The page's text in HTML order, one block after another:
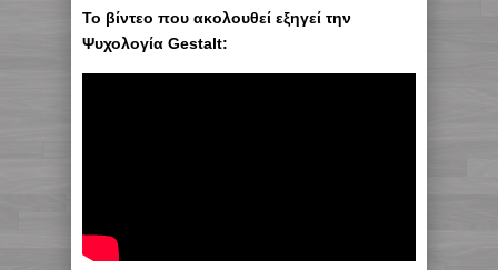
Το βίντεο που ακολουθεί εξηγεί την
Ψυχολογία Gestalt: